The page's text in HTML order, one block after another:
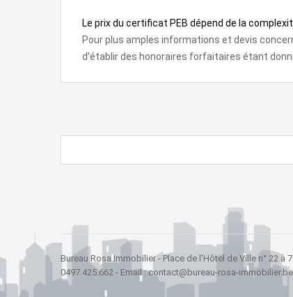
Le prix du certificat PEB dépend de la
Pour plus amples informations et devis
d’établir des honoraires forfaitaires étant
Bureau Rosa Immobilier - Place de l'Hôtel de Ville n° 22 à
0497.425.662 - Email : contact@bureau-rosa-